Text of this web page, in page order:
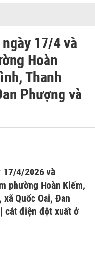
17/4 và
Hoàn
Thanh
Phượng và
17/4/2026 và
phường Hoàn Kiếm,
xã Quốc Oai, Đan
cắt điện đột xuất ở